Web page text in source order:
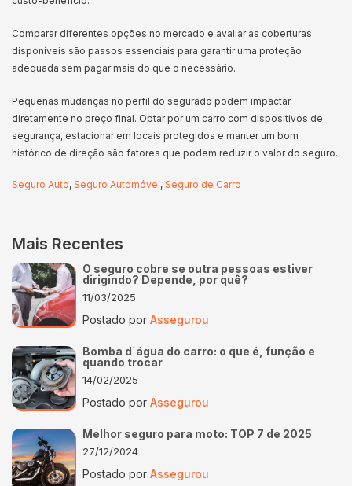
Comparar diferentes opções no mercado e avaliar as coberturas
disponíveis são passos essenciais para garantir uma proteção
adequada sem pagar mais do que o necessário.
Pequenas mudanças no perfil do segurado podem impactar
diretamente no preço final. Optar por um carro com dispositivos de
segurança, estacionar em locais protegidos e manter um bom
histórico de direção são fatores que podem reduzir o valor do seguro.
Seguro Auto, Seguro Automóvel, Seguro de Carro
Mais Recentes
O seguro cobre se outra pessoas estiver
dirigindo? Depende, por quê?
11/03/2025
Postado por Assegurou
Bomba d`água do carro: o que é, função e
quando trocar
14/02/2025
Postado por Assegurou
Melhor seguro para moto: TOP 7 de 2025
27/12/2024
Postado por Assegurou